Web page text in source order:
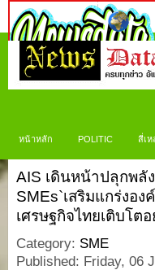
หน้าหลัก POLITIC สี่เ
AIS เดินหน้าปลุกพลั
SMEs`เสริมแกร่งอ
เศรษฐกิจไทยเติบโต
Category: SME
Published: Friday, 06